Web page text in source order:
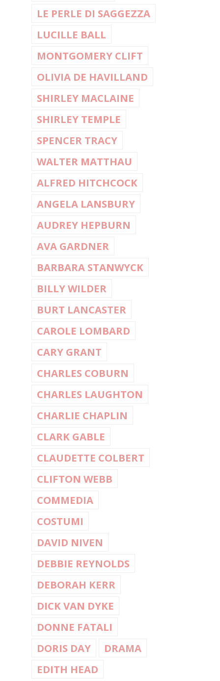
LE PERLE DI SAGGEZZA
LUCILLE BALL
MONTGOMERY CLIFT
OLIVIA DE HAVILLAND
SHIRLEY MACLAINE
SHIRLEY TEMPLE
SPENCER TRACY
WALTER MATTHAU
ALFRED HITCHCOCK
ANGELA LANSBURY
AUDREY HEPBURN
AVA GARDNER
BARBARA STANWYCK
BILLY WILDER
BURT LANCASTER
CAROLE LOMBARD
CARY GRANT
CHARLES COBURN
CHARLES LAUGHTON
CHARLIE CHAPLIN
CLARK GABLE
CLAUDETTE COLBERT
CLIFTON WEBB
COMMEDIA
COSTUMI
DAVID NIVEN
DEBBIE REYNOLDS
DEBORAH KERR
DICK VAN DYKE
DONNE FATALI
DORIS DAY
DRAMA
EDITH HEAD